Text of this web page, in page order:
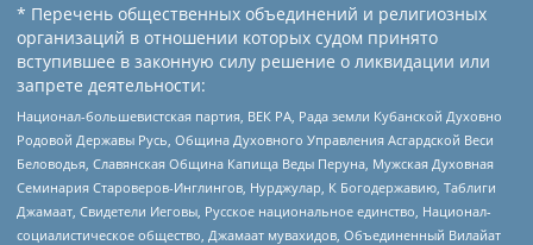
* Перечень общественных объединений и религиозных
организаций в отношении которых судом принято
вступившее в законную силу решение о ликвидации или
запрете деятельности:
Национал-большевистская партия, ВЕК РА, Рада земли Кубанской Духовно
Родовой Державы Русь, Община Духовного Управления Асгардской Веси
Беловодья, Славянская Община Капища Веды Перуна, Мужская Духовная
Семинария Староверов-Инглингов, Нурджулар, К Богодержавию, Таблиги
Джамаат, Свидетели Иеговы, Русское национальное единство, Национал-
социалистическое общество, Джамаат мувахидов, Объединенный Вилайат